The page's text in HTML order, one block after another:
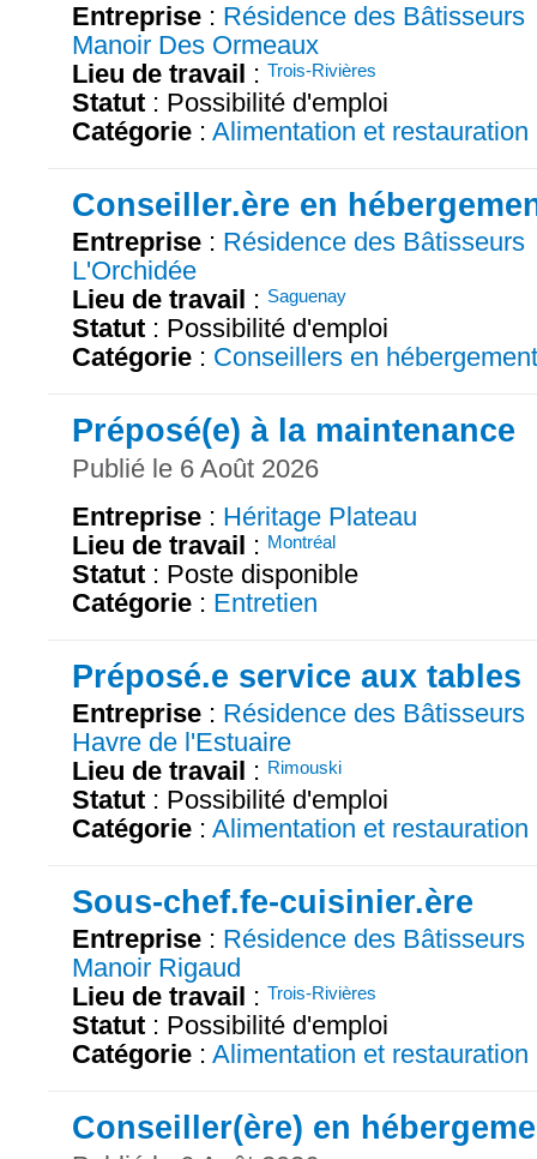
Entreprise : Résidence des Bâtisseurs
Manoir Des Ormeaux
Lieu de travail : Trois-Rivières
Statut : Possibilité d'emploi
Catégorie : Alimentation et restauration
Conseiller.ère en
Entreprise : Résidence des Bâtisseurs
L'Orchidée
Lieu de travail : Saguenay
Statut : Possibilité d'emploi
Catégorie : Conseillers en hébergement
Préposé(e) à la maintenance
Publié le 6 Août 2026
Entreprise : Héritage Plateau
Lieu de travail : Montréal
Statut : Poste disponible
Catégorie : Entretien
Préposé.e service aux tables
Entreprise : Résidence des Bâtisseurs
Havre de l'Estuaire
Lieu de travail : Rimouski
Statut : Possibilité d'emploi
Catégorie : Alimentation et restauration
Sous-chef.fe-cuisinier.ère
Entreprise : Résidence des Bâtisseurs
Manoir Rigaud
Lieu de travail : Trois-Rivières
Statut : Possibilité d'emploi
Catégorie : Alimentation et restauration
Conseiller(ère) en